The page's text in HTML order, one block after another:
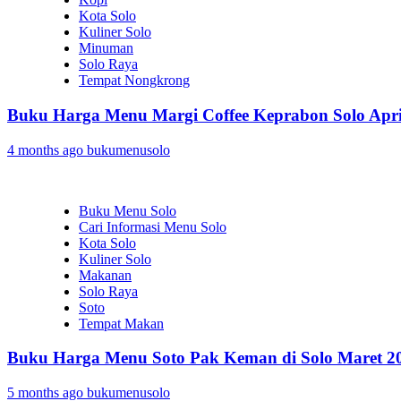
Kota Solo
Kuliner Solo
Minuman
Solo Raya
Tempat Nongkrong
Buku Harga Menu Margi Coffee Keprabon Solo
4 months ago bukumenusolo
Buku Menu Solo
Cari Informasi Menu Solo
Kota Solo
Kuliner Solo
Makanan
Solo Raya
Soto
Tempat Makan
Buku Harga Menu Soto Pak Keman di Solo Maret
5 months ago bukumenusolo